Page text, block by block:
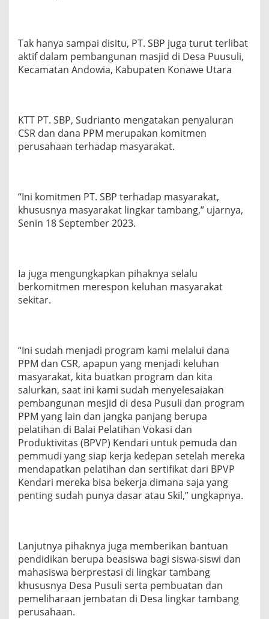
Tak hanya sampai disitu, PT. SBP juga turut terlibat
aktif dalam pembangunan masjid di Desa Puusuli,
Kecamatan Andowia, Kabupaten Konawe Utara
KTT PT. SBP, Sudrianto mengatakan penyaluran
CSR dan dana PPM merupakan komitmen
perusahaan terhadap masyarakat.
“Ini komitmen PT. SBP terhadap masyarakat,
khususnya masyarakat lingkar tambang,” ujarnya,
Senin 18 September 2023.
Ia juga mengungkapkan pihaknya selalu
berkomitmen merespon keluhan masyarakat
sekitar.
“Ini sudah menjadi program kami melalui dana
PPM dan CSR, apapun yang menjadi keluhan
masyarakat, kita buatkan program dan kita
salurkan, saat ini kami sudah menyelesaiakan
pembangunan mesjid di desa Pusuli dan program
PPM yang lain dan jangka panjang berupa
pelatihan di Balai Pelatihan Vokasi dan
Produktivitas (BPVP) Kendari untuk pemuda dan
pemmudi yang siap kerja kedepan setelah mereka
mendapatkan pelatihan dan sertifikat dari BPVP
Kendari mereka bisa bekerja dimana saja yang
penting sudah punya dasar atau Skil,” ungkapnya.
Lanjutnya pihaknya juga memberikan bantuan
pendidikan berupa beasiswa bagi siswa-siswi dan
mahasiswa berprestasi di lingkar tambang
khususnya Desa Pusuli serta pembuatan dan
pemeliharaan jembatan di Desa lingkar tambang
perusahaan.